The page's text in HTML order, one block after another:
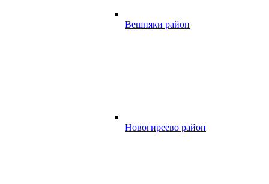
Вешняки район
Новогиреево район